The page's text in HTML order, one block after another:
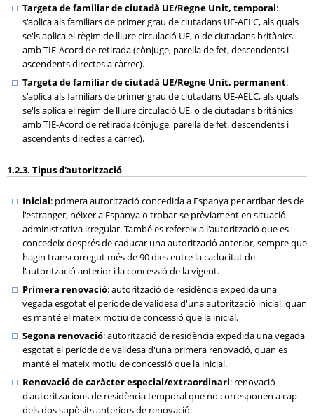
Targeta de familiar de ciutadà UE/Regne Unit, temporal:
s'aplica als familiars de primer grau de ciutadans UE-AELC, als quals
se'ls aplica el règim de lliure circulació UE, o de ciutadans britànics
amb TIE-Acord de retirada (cònjuge, parella de fet, descendents i
ascendents directes a càrrec).
Targeta de familiar de ciutadà UE/Regne Unit, permanent:
s'aplica als familiars de primer grau de ciutadans UE-AELC, als quals
se'ls aplica el règim de lliure circulació UE, o de ciutadans britànics
amb TIE-Acord de retirada (cònjuge, parella de fet, descendents i
ascendents directes a càrrec).
1.2.3. Tipus d'autorització
Inicial: primera autorització concedida a Espanya per arribar des de
l'estranger, néixer a Espanya o trobar-se prèviament en situació
administrativa irregular. També es refereix a l'autorització que es
concedeix després de caducar una autorització anterior, sempre que
hagin transcorregut més de 90 dies entre la caducitat de
l'autorització anterior i la concessió de la vigent.
Primera renovació: autorització de residència expedida una
vegada esgotat el període de validesa d'una autorització inicial, quan
es manté el mateix motiu de concessió que la inicial.
Segona renovació: autorització de residència expedida una vegada
esgotat el període de validesa d'una primera renovació, quan es
manté el mateix motiu de concessió que la inicial.
Renovació de caràcter especial/extraordinari: renovació
d'autoritzacions de residència temporal que no corresponen a cap
dels dos supòsits anteriors de renovació.